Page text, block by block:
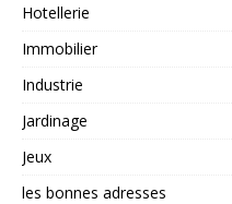
Hotellerie
Immobilier
Industrie
Jardinage
Jeux
les bonnes adresses